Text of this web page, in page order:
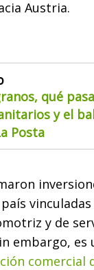
Austria.
qué
y el
Posta
y de
embargo, es
comercial